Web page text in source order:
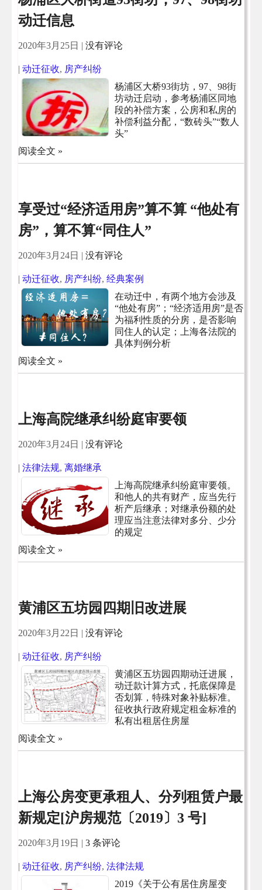
动迁信息
2020年3月25日 | 没有评论
| 动迁征收, 房产纠纷
杨浦区大桥93街坊，97、98街
坊动迁启动，参考杨浦区同地
段的补偿方案，公房和私房的
补偿利益分配，“数砖头”“数人
头”
阅读全文 »
享受过“经济适用房”算不算 “他处有
房”，算不算“同住人”
2020年3月24日 | 没有评论
| 动迁征收, 房产纠纷, 经典案例
在动迁中，有两个地方会涉及
“他处有房”；“经济适用房”是否
为福利性质的分房，是否影响
同住人的认定；上海各法院的
具体判例分析
阅读全文 »
上海高院继承纠纷庭审要领
2020年3月24日 | 没有评论
| 法律法规, 离婚继承
上海高院继承纠纷庭审要领。
和他人的共有财产，应当先行
析产后继承；对继承份额的处
理应当注意法律对多分、少分
的规定
阅读全文 »
黄浦区五坊园四期旧改进展
2020年3月22日 | 没有评论
| 动迁征收, 房产纠纷
黄浦区五坊园四期动迁进展，
动迁款计算方式，托底保障是
否划算，特殊对象补贴标准。
征收执行政府规定租金标准的
私有出租居住房屋
阅读全文 »
上海公房变更承租人、分列租赁户最
新规定[沪房规范〔2019〕3 号]
2020年3月19日 | 3 条评论
| 动迁征收, 房产纠纷, 法律法规
2019《关于公有居住房屋变